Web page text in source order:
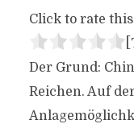
Click to rate this
Der Grund:
Reichen. Auf